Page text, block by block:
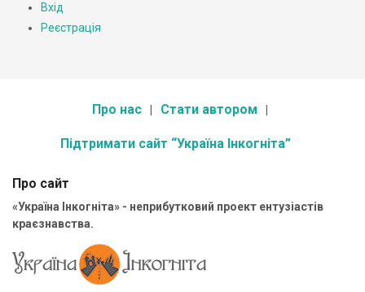
Вхід
Реєстрація
Про нас Стати автором
Підтримати сайт “Україна Інкогніта”
Про сайт
«Україна Інкогніта» - неприбутковий проект ентузіастів
краєзнавства.